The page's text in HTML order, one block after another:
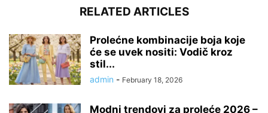
RELATED ARTICLES
Prolećne kombinacije boja koje
će se uvek nositi: Vodič kroz
stil...
admin - February 18, 2026
Modni trendovi za proleće 2026 –